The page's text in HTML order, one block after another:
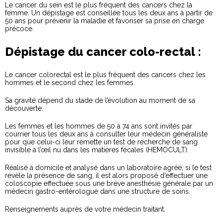
Le cancer du sein est le plus fréquent des cancers chez la
femme. Un dépistage est conseillée tous les deux ans à partir de
50 ans pour prévenir la maladie et favoriser sa prise en charge
précoce.
Dépistage du cancer colo-rectal :
Le cancer colorectal est le plus fréquent des cancers chez les
hommes et le second chez les femmes.
Sa gravité dépend du stade de l’évolution au moment de sa
découverte.
Les femmes et les hommes de 50 à 74 ans sont invités par
courrier tous les deux ans à consulter leur médecin généraliste
pour que celui-ci leur remette un test de recherche de sang
invisible à l’œil nu dans les matières fécales (HEMOCULT).
Réalisé à domicile et analysé dans un laboratoire agréé, si le test
révèle la présence de sang, il est alors proposé d’effectuer une
coloscopie effectuée sous une brève anesthésie générale par un
médecin gastro-entérologue dans une structure de soins.
Renseignements auprès de votre médecin traitant.